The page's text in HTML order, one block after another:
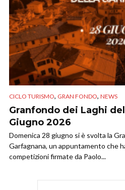
CICLO TURISMO, GRAN FONDO, NEWS
Granfondo dei Laghi
Giugno 2026
Domenica 28 giugno si è svolta la
Garfagnana, un appuntamento che
competizioni firmate da Paolo...